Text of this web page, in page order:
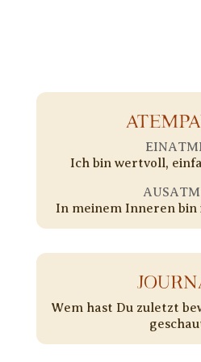
Ich bin wertvoll,
In meinem Inneren
Wem hast Du zuletzt